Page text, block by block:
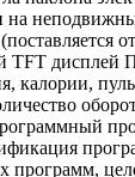
на
дисплей
калории,
программ,